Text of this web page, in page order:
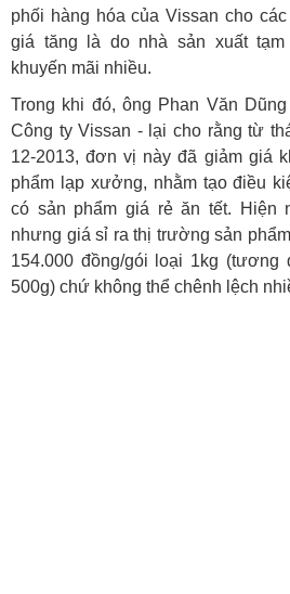
phối hàng hóa của Vissan cho
giá tăng là do nhà sản xuất
khuyến mãi nhiều.
Trong khi đó, ông Phan Văn
Công ty Vissan - lại cho rằng từ
12-2013, đơn vị này đã giảm giá
phẩm lạp xưởng, nhằm tạo điều
có sản phẩm giá rẻ ăn tết. Hiện
nhưng giá sỉ ra thị trường sản
154.000 đồng/gói loại 1kg (tương
500g) chứ không thể chênh lệch